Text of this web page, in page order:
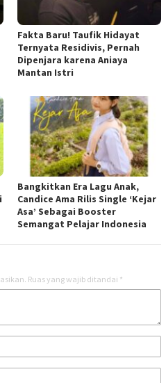
Fakta Baru! Taufik Hidayat
Ternyata Residivis, Pernah
Dipenjara karena Aniaya
Mantan Istri
Bangkitkan Era Lagu Anak,
Candice Ama Rilis Single ‘Kejar
Asa’ Sebagai Booster
Semangat Pelajar Indonesia
Ruas yang wajib ditandai *